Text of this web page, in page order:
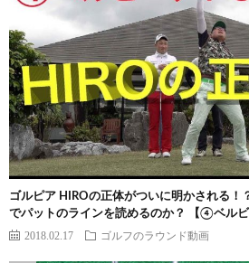
ゴルピア HIROの正体がついに明かされる！
でパットのラインを読めるのか？ 【④ベル
2018.02.17 ゴルフのラウンド動画